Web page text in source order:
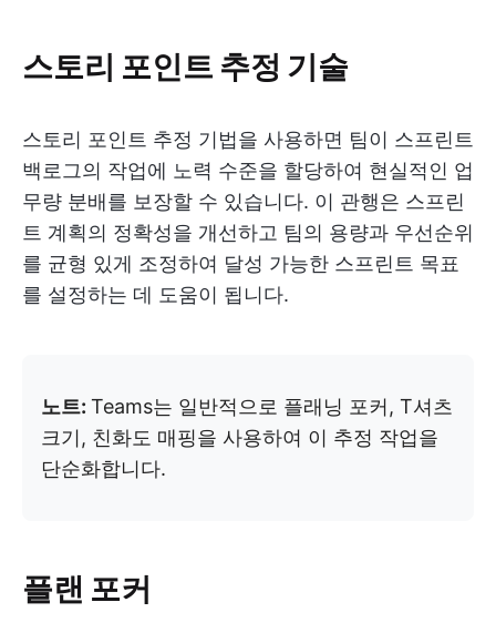
스토리 포인트 추정 기술
스토리 포인트 추정 기법을 사용하면 팀이 스프린트
백로그의 작업에 노력 수준을 할당하여 현실적인 업
무량 분배를 보장할 수 있습니다. 이 관행은 스프린
트 계획의 정확성을 개선하고 팀의 용량과 우선순위
를 균형 있게 조정하여 달성 가능한 스프린트 목표
를 설정하는 데 도움이 됩니다.
노트: Teams는 일반적으로 플래닝 포커, T셔츠
크기, 친화도 매핑을 사용하여 이 추정 작업을
단순화합니다.
플랜 포커